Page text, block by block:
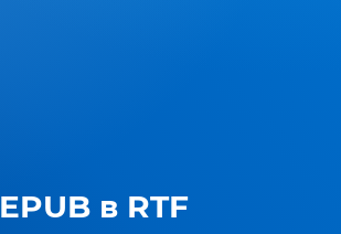
EPUB в RTF